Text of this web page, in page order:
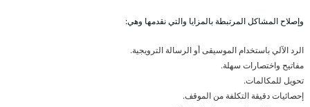
وإصلاح المشاكل المرتبطة بالمزايا والتي نقدمها وهي:
الرد الآلي باستخدام الموسيقى أو الرسالة الترويجية.
مفاتيح واختصارات سهلة.
تحويل للمكالمات.
إحصائيات دقيقة التكلفة من الموقف.